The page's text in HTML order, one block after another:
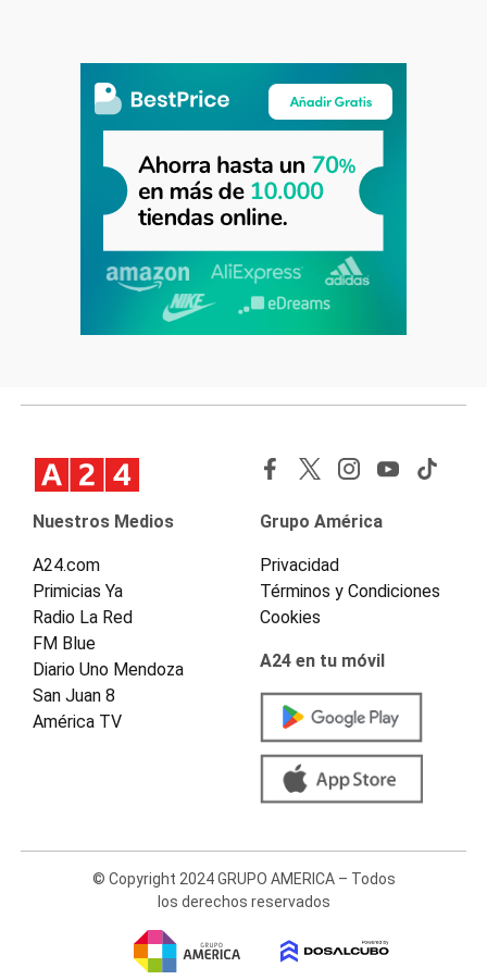
Nuestros Medios
A24.com
Primicias Ya
Radio La Red
FM Blue
Diario Uno Mendoza
San Juan 8
América TV
Grupo América
Privacidad
Términos y Condiciones
Cookies
A24 en tu móvil
© Copyright 2024 GRUPO AMERICA – Todos
los derechos reservados